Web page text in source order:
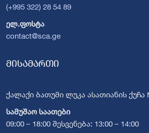
(+995 322) 28 54 89
ელ.ფოსტა
contact@sca.ge
მისამართი
ქალაქი ბათუმი ლუკა ასათიანის ქუჩა
სამუშაო საათები
09:00 – 18:00 შესვენება: 13:00 – 14:00